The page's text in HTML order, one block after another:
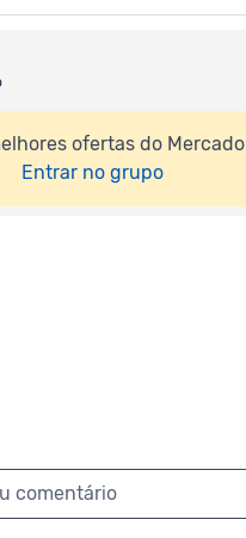
ofertas do
Entrar no grupo
comentário